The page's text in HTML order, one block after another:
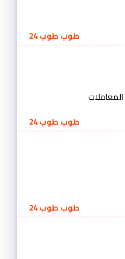
طوب طوب 24
طوب طوب 24
طوب طوب 24